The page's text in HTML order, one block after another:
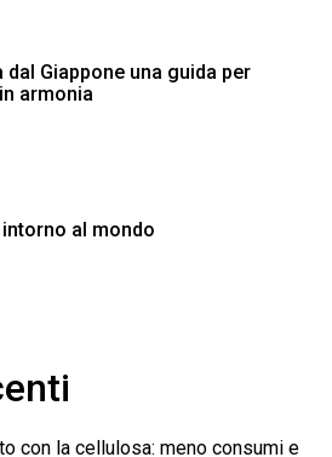
dal Giappone una guida per
armonia
intorno al mondo
con la cellulosa: meno consumi e